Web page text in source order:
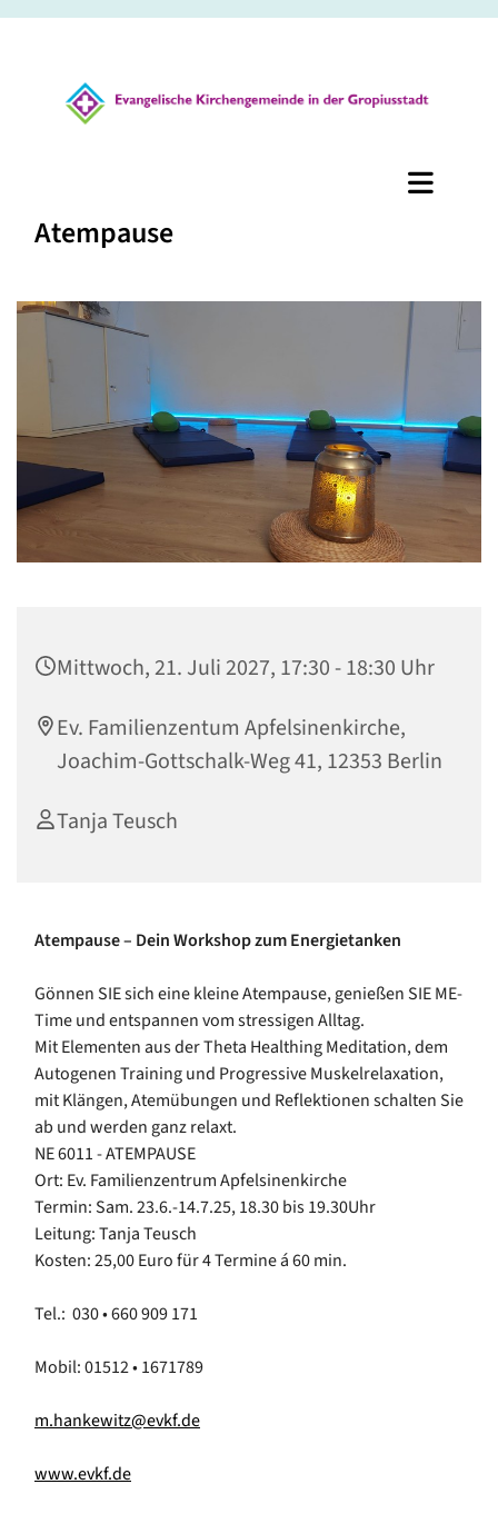
Atempause
Mittwoch, 21. Juli 2027, 17:30 - 18:30 Uhr
Ev. Familienzentum Apfelsinenkirche,
Joachim-Gottschalk-Weg 41, 12353 Berlin
Tanja Teusch
Atempause – Dein Workshop zum Energietanken
Gönnen SIE sich eine kleine Atempause, genießen SIE ME-
Time und entspannen vom stressigen Alltag.
Mit Elementen aus der Theta Healthing Meditation, dem
Autogenen Training und Progressive Muskelrelaxation,
mit Klängen, Atemübungen und Reflektionen schalten Sie
ab und werden ganz relaxt.
NE 6011 - ATEMPAUSE
Ort: Ev. Familienzentrum Apfelsinenkirche
Termin: Sam. 23.6.-14.7.25, 18.30 bis 19.30Uhr
Leitung: Tanja Teusch
Kosten: 25,00 Euro für 4 Termine á 60 min.
Tel.: 030 • 660 909 171
Mobil: 01512 • 1671789
m.hankewitz@evkf.de
www.evkf.de